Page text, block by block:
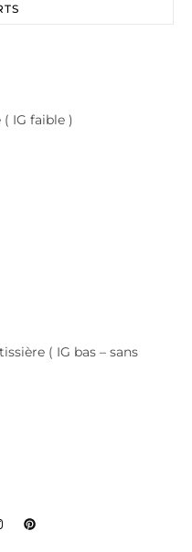
IG faible )
( IG bas – sans